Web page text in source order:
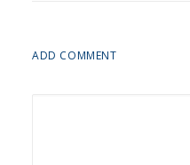
ADD COMMENT